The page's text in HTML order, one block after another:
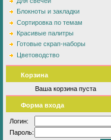
Блокноты и закладки
Сортировка по темам
Красивые палитры
Готовые скрап-наборы
Цветоводство
Корзина
Ваша корзина пуста
Форма входа
Логин:
Пароль: